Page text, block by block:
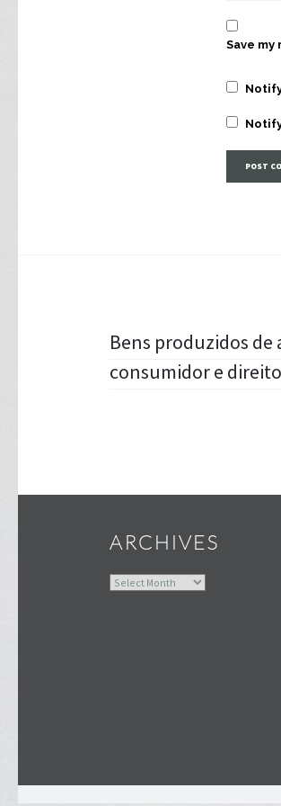
Save
Post
navigation
Bens produzidos de
consumidor e
ARCHIVES
Archives